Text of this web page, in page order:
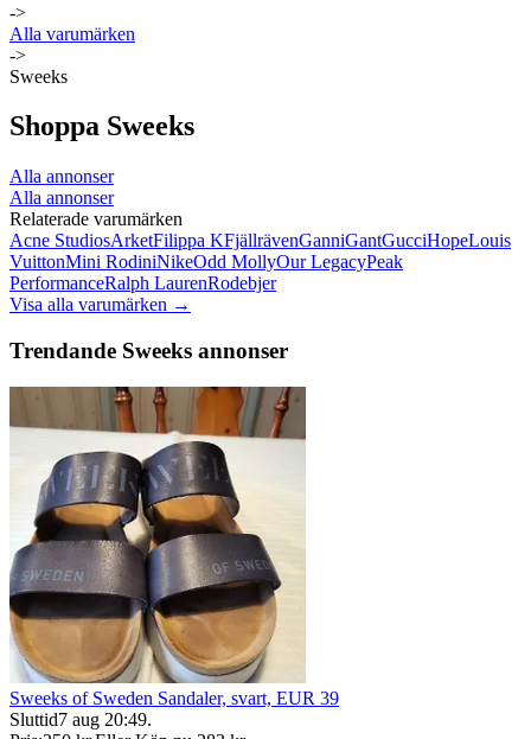
->
Alla varumärken
->
Sweeks
Shoppa Sweeks
Alla annonser
Alla annonser
Relaterade varumärken
Acne StudiosArketFilippa KFjällrävenGanniGantGucciHopeLouis
VuittonMini RodiniNikeOdd MollyOur LegacyPeak
PerformanceRalph LaurenRodebjer
Visa alla varumärken →
Trendande Sweeks annonser
Sweeks of Sweden Sandaler, svart, EUR 39
Sluttid7 aug 20:49.